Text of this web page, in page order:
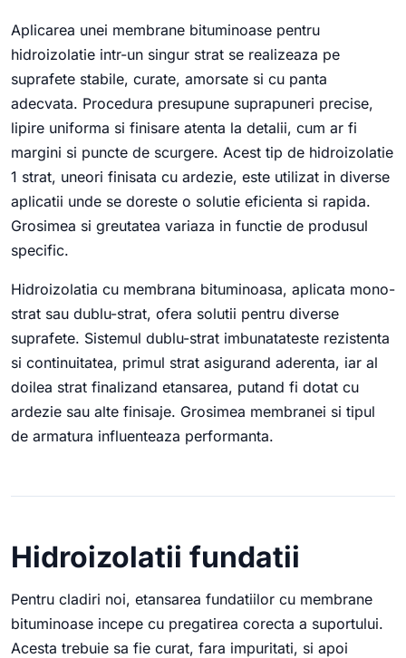
Aplicarea unei membrane bituminoase pentru
hidroizolatie intr-un singur strat se realizeaza pe
suprafete stabile, curate, amorsate si cu panta
adecvata. Procedura presupune suprapuneri precise,
lipire uniforma si finisare atenta la detalii, cum ar fi
margini si puncte de scurgere. Acest tip de hidroizolatie
1 strat, uneori finisata cu ardezie, este utilizat in diverse
aplicatii unde se doreste o solutie eficienta si rapida.
Grosimea si greutatea variaza in functie de produsul
specific.
Hidroizolatia cu membrana bituminoasa, aplicata mono-
strat sau dublu-strat, ofera solutii pentru diverse
suprafete. Sistemul dublu-strat imbunatateste rezistenta
si continuitatea, primul strat asigurand aderenta, iar al
doilea strat finalizand etansarea, putand fi dotat cu
ardezie sau alte finisaje. Grosimea membranei si tipul
de armatura influenteaza performanta.
Hidroizolatii fundatii
Pentru cladiri noi, etansarea fundatiilor cu membrane
bituminoase incepe cu pregatirea corecta a suportului.
Acesta trebuie sa fie curat, fara impuritati, si apoi